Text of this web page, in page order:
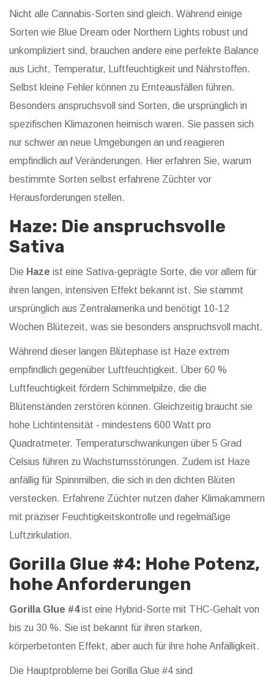
Nicht alle Cannabis-Sorten sind gleich. Während einige
Sorten wie Blue Dream oder Northern Lights robust und
unkompliziert sind, brauchen andere eine perfekte Balance
aus Licht, Temperatur, Luftfeuchtigkeit und Nährstoffen.
Selbst kleine Fehler können zu Ernteausfällen führen.
Besonders anspruchsvoll sind Sorten, die ursprünglich in
spezifischen Klimazonen heimisch waren. Sie passen sich
nur schwer an neue Umgebungen an und reagieren
empfindlich auf Veränderungen. Hier erfahren Sie, warum
bestimmte Sorten selbst erfahrene Züchter vor
Herausforderungen stellen.
Haze: Die anspruchsvolle
Sativa
Die Haze ist eine Sativa-geprägte Sorte, die vor allem für
ihren langen, intensiven Effekt bekannt ist. Sie stammt
ursprünglich aus Zentralamerika und benötigt 10-12
Wochen Blütezeit, was sie besonders anspruchsvoll macht.
Während dieser langen Blütephase ist Haze extrem
empfindlich gegenüber Luftfeuchtigkeit. Über 60 %
Luftfeuchtigkeit fördern Schimmelpilze, die die
Blütenständen zerstören können. Gleichzeitig braucht sie
hohe Lichtintensität - mindestens 600 Watt pro
Quadratmeter. Temperaturschwankungen über 5 Grad
Celsius führen zu Wachstumsstörungen. Zudem ist Haze
anfällig für Spinnmilben, die sich in den dichten Blüten
verstecken. Erfahrene Züchter nutzen daher Klimakammern
mit präziser Feuchtigkeitskontrolle und regelmäßige
Luftzirkulation.
Gorilla Glue #4: Hohe Potenz,
hohe Anforderungen
Gorilla Glue #4ist eine Hybrid-Sorte mit THC-Gehalt von
bis zu 30 %. Sie ist bekannt für ihren starken,
körperbetonten Effekt, aber auch für ihre hohe Anfälligkeit.
Die Hauptprobleme bei Gorilla Glue #4 sind